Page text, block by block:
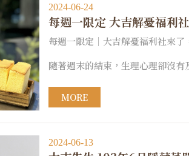
2024-06-24
每週一限定 大吉解憂福利
每週一限定｜大吉解憂福利社來了
隨著週末的結束，生理心理卻沒
MORE
2024-06-13